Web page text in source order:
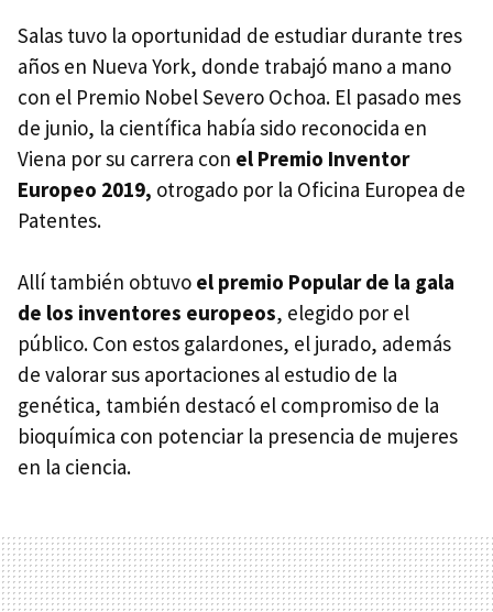
Salas tuvo la oportunidad de estudiar durante tres
años en Nueva York, donde trabajó mano a mano
con el Premio Nobel Severo Ochoa. El pasado mes
de junio, la científica había sido reconocida en
Viena por su carrera con el Premio Inventor
Europeo 2019, otrogado por la Oficina Europea de
Patentes.
Allí también obtuvo el premio Popular de la gala
de los inventores europeos, elegido por el
público. Con estos galardones, el jurado, además
de valorar sus aportaciones al estudio de la
genética, también destacó el compromiso de la
bioquímica con potenciar la presencia de mujeres
en la ciencia.